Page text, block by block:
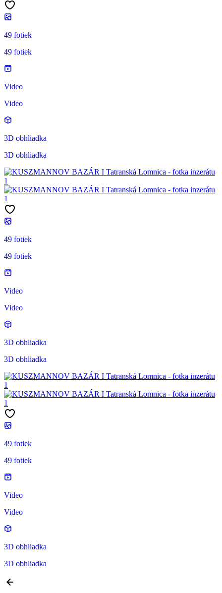
49 fotiek
49 fotiek
Video
Video
3D obhliadka
3D obhliadka
49 fotiek
49 fotiek
Video
Video
3D obhliadka
3D obhliadka
49 fotiek
49 fotiek
Video
Video
3D obhliadka
3D obhliadka